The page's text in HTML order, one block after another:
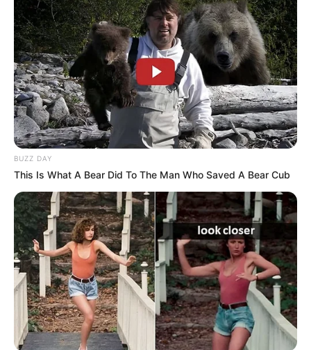
BUZZ DAY
This Is What A Bear Did To The Man Who Saved A Bear Cub